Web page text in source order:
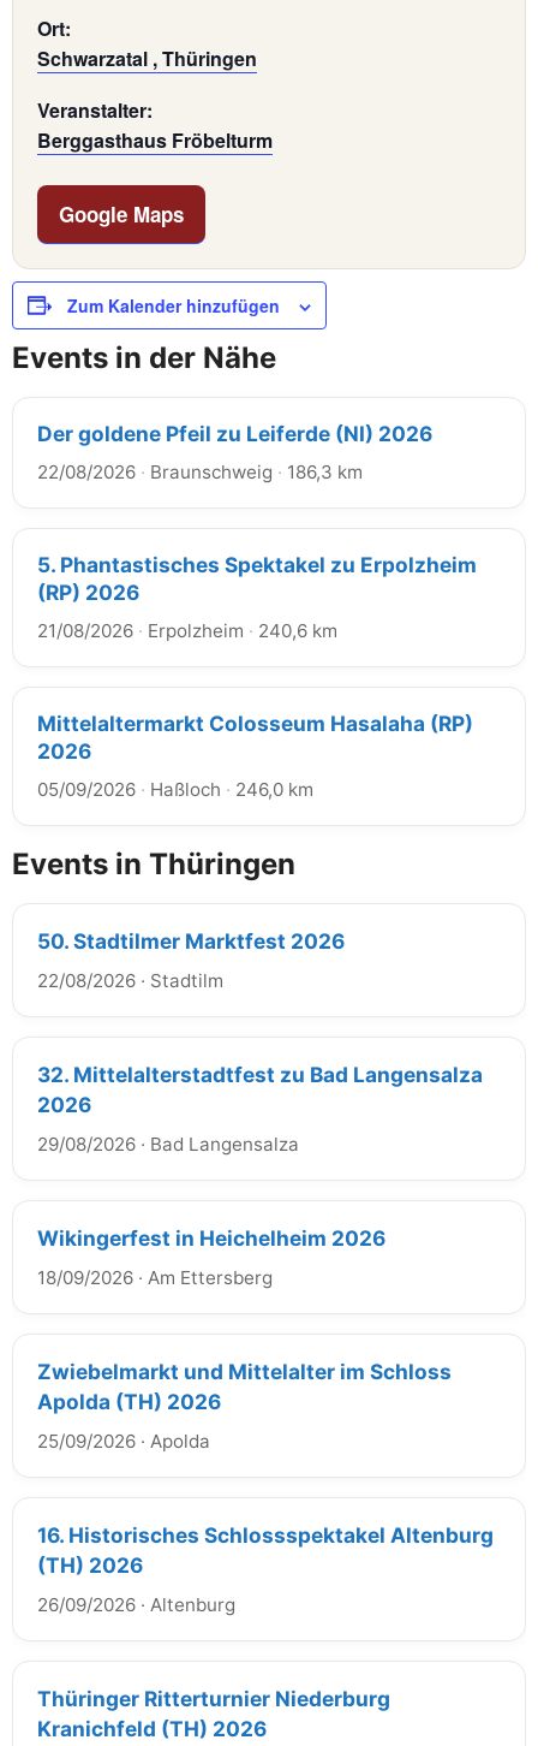
Ort:
Schwarzatal , Thüringen
Veranstalter:
Berggasthaus Fröbelturm
Google Maps
Zum Kalender hinzufügen
Events in der Nähe
Der goldene Pfeil zu Leiferde (NI) 2026
22/08/2026 · Braunschweig · 186,3 km
5. Phantastisches Spektakel zu Erpolzheim
(RP) 2026
21/08/2026 · Erpolzheim · 240,6 km
Mittelaltermarkt Colosseum Hasalaha (RP)
2026
05/09/2026 · Haßloch · 246,0 km
Events in Thüringen
50. Stadtilmer Marktfest 2026
22/08/2026 · Stadtilm
32. Mittelalterstadtfest zu Bad Langensalza
2026
29/08/2026 · Bad Langensalza
Wikingerfest in Heichelheim 2026
18/09/2026 · Am Ettersberg
Zwiebelmarkt und Mittelalter im Schloss
Apolda (TH) 2026
25/09/2026 · Apolda
16. Historisches Schlossspektakel Altenburg
(TH) 2026
26/09/2026 · Altenburg
Thüringer Ritterturnier Niederburg
Kranichfeld (TH) 2026